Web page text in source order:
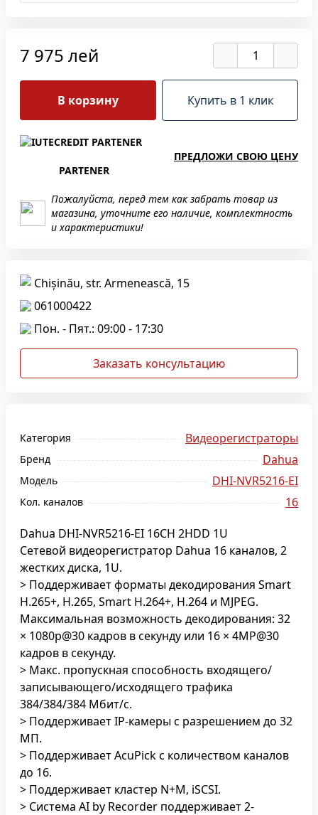
Категория Видеорегистраторы
Бренд Dahua
Модель DHI-NVR5216-EI
Кол. каналов
16
Dahua DHI-NVR5216-EI 16CH 2HDD 1U
Сетевой видеорегистратор Dahua 16 каналов, 2
жестких диска, 1U.
> Поддерживает форматы декодирования Smart
H.265+, H.265, Smart H.264+, H.264 и MJPEG.
Максимальная возможность декодирования: 32
× 1080p@30 кадров в секунду или 16 × 4MP@30
кадров в секунду.
> Макс. пропускная способность входящего/
записывающего/исходящего трафика
384/384/384 Мбит/с.
> Поддерживает IP-камеры с разрешением до 32
МП.
> Поддерживает AcuPick с количеством каналов
до 16.
> Поддерживает кластер N+M, iSCSI.
> Система AI by Recorder поддерживает 2-
7 975 лей
В корзину Купить в 1 клик
PARTENER
ПРЕДЛОЖИ СВОЮ ЦЕНУ
Пожалуйста, перед тем как забрать товар из
магазина, уточните его наличие, комплектность
и характеристики!
Chișinău, str. Armenească, 15
061000422
Пон. - Пят.: 09:00 - 17:30
Заказать консультацию